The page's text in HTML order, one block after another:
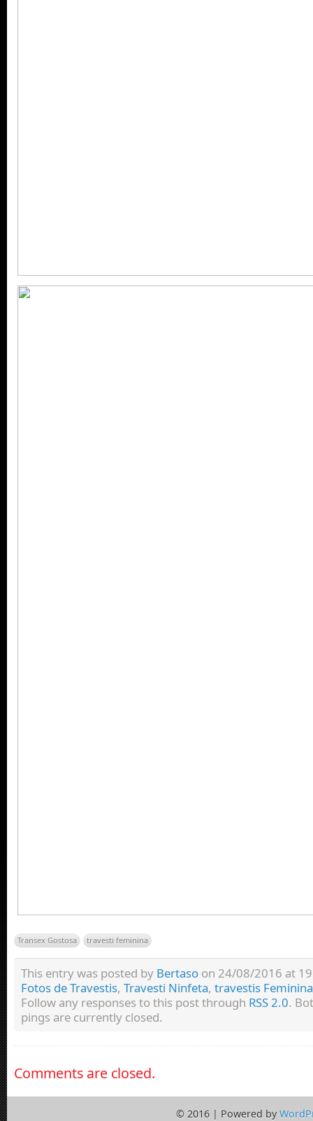
Transex Gostosa travesti feminina
This entry was posted by Bertaso on 24/08/2016 at
Fotos de Travestis, Travesti Ninfeta, travestis
Follow any responses to this post through RSS 2.0.
pings are currently closed.
Comments are closed.
© 2016 | Powered by